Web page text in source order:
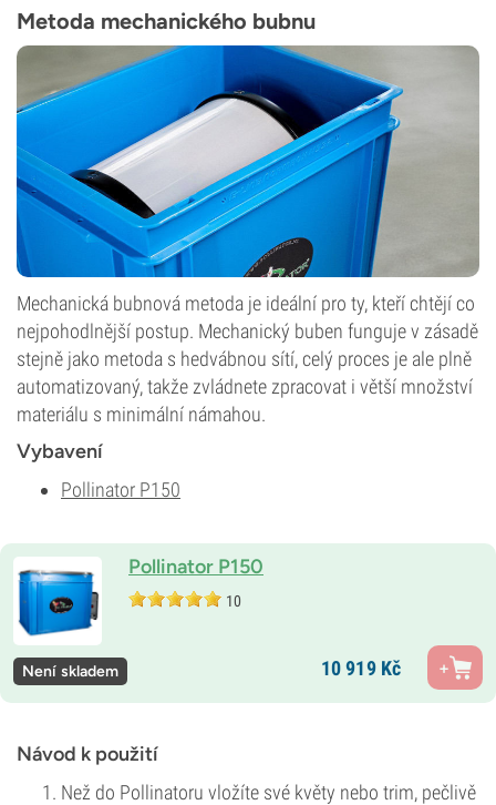
Metoda mechanického bubnu
Mechanická bubnová metoda je ideální pro ty, kteří chtějí co
nejpohodlnější postup. Mechanický buben funguje v zásadě
stejně jako metoda s hedvábnou sítí, celý proces je ale plně
automatizovaný, takže zvládnete zpracovat i větší množství
materiálu s minimální námahou.
Vybavení
Pollinator P150
Pollinator P150
10
Není skladem 10 919Kč
Návod k použití
Než do Pollinatoru vložíte své květy nebo trim, pečlivě